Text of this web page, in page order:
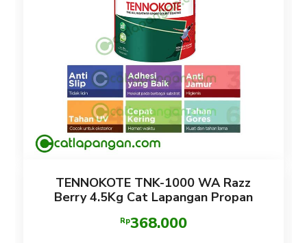
TENNOKOTE TNK-1000 WA Razz
Berry 4.5Kg Cat Lapangan Propan
Rp368.000